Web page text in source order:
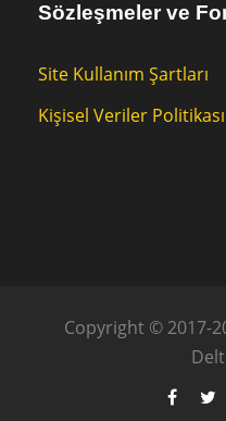
Sözleşmeler ve
Site Kullanım Şartları
Kişisel Veriler Politikası
Copyright © 2017-